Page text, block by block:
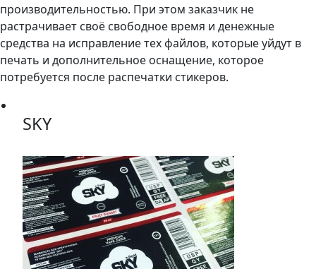
производительностью. При этом заказчик не
растрачивает своё свободное время и денежные
средства на исправление тех файлов, которые уйдут в
печать и дополнительное оснащение, которое
потребуется после распечатки стикеров.
SKY